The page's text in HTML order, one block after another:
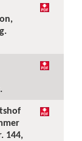
144,